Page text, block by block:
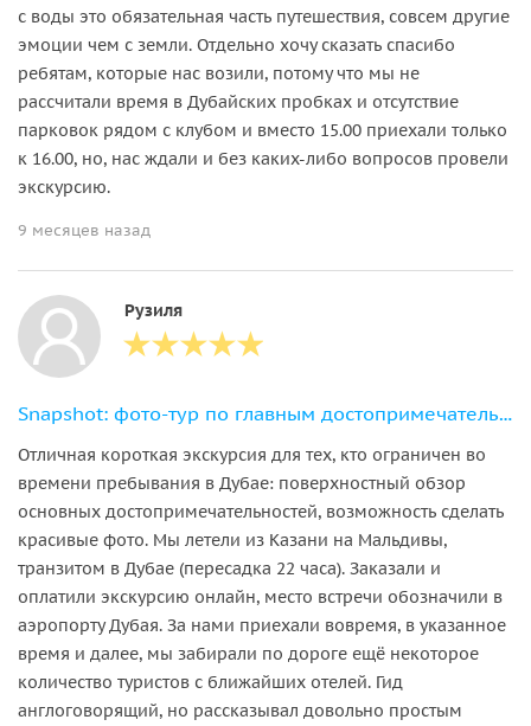
с воды это обязательная часть путешествия, совсем другие
эмоции чем с земли. Отдельно хочу сказать спасибо
ребятам, которые нас возили, потому что мы не
рассчитали время в Дубайских пробках и отсутствие
парковок рядом с клубом и вместо 15.00 приехали только
к 16.00, но, нас ждали и без каких-либо вопросов провели
экскурсию.
9 месяцев назад
Рузиля
Snapshot: фото-тур по главным достопримечательностям Дубая
Отличная короткая экскурсия для тех, кто ограничен во
времени пребывания в Дубае: поверхностный обзор
основных достопримечательностей, возможность сделать
красивые фото. Мы летели из Казани на Мальдивы,
транзитом в Дубае (пересадка 22 часа). Заказали и
оплатили экскурсию онлайн, место встречи обозначили в
аэропорту Дубая. За нами приехали вовремя, в указанное
время и далее, мы забирали по дороге ещё некоторое
количество туристов с ближайших отелей. Гид
англоговорящий, но рассказывал довольно простым